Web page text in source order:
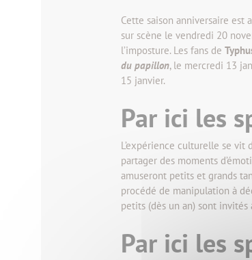
Cette saison anniversaire est
sur scène le vendredi 20
l’imposture. Les fans de
du papillon, le mercredi 13
15 janvier.
Par ici les
L’expérience culturelle se
partager des moments
amuseront petits et grands
procédé de manipulation à
petits (dès un an) sont
Par ici les